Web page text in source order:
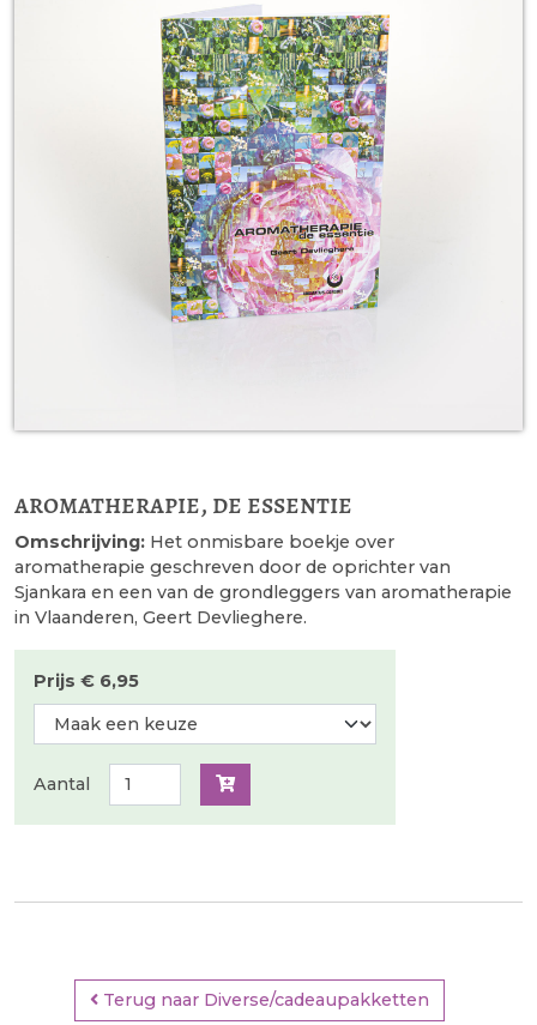
aromatherapie, de essentie
Omschrijving: Het onmisbare boekje over
aromatherapie geschreven door de oprichter van
Sjankara en een van de grondleggers van aromatherapie
in Vlaanderen, Geert Devlieghere.
Prijs € 6,95
Aantal
Terug naar Diverse/cadeaupakketten